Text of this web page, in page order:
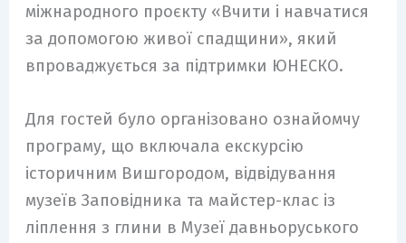
міжнародного проєкту «Вчити і навчатися
за допомогою живої спадщини», який
впроваджується за підтримки ЮНЕСКО.
Для гостей було організовано ознайомчу
програму, що включала екскурсію
історичним Вишгородом, відвідування
музеїв Заповідника та майстер-клас із
ліплення з глини в Музеї давньоруського